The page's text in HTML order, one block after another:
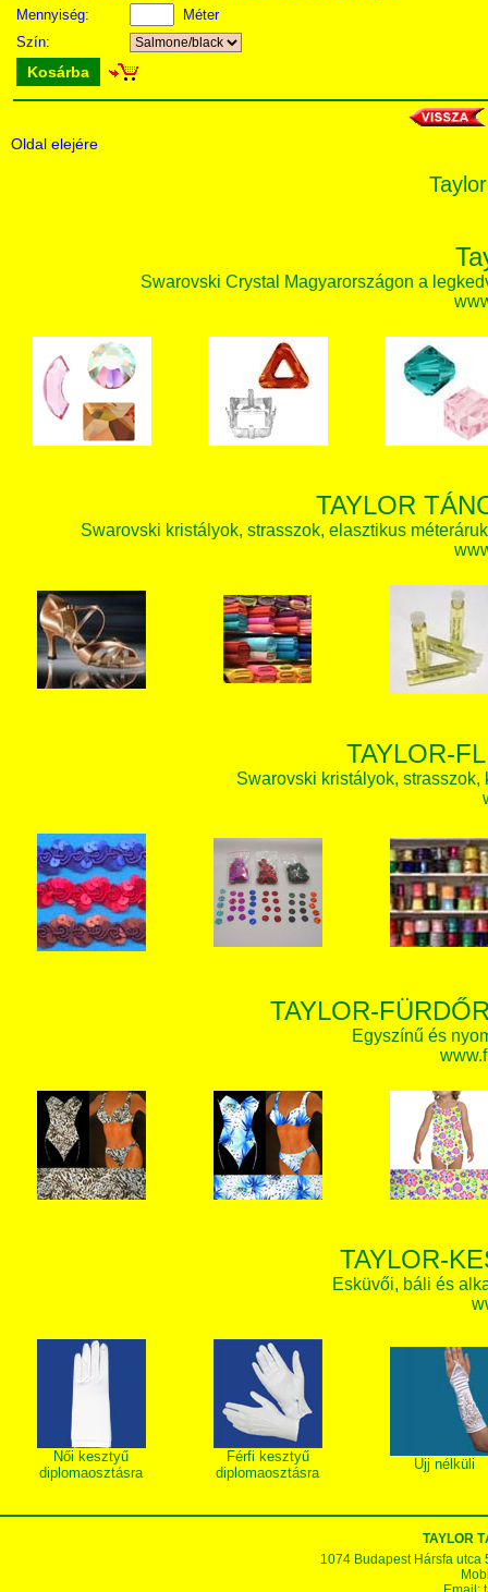
Mennyiség:
Méter
Szín:
Kosárba
Oldal elejére
Swarovski Crystal Magyarországon a
TAYLOR
Swarovski kristályok, strasszok, elasztikus
TAYLOR-
Swarovski kristályok,
TAYLOR-
Egyszínű és
TAYLOR-
Esküvői, báli és
Női kesztyű
diplomaosztásra
Férfi kesztyű
diplomaosztásra
Ujj nélküli
TAYLOR
1074 Budapest Hársfa utca